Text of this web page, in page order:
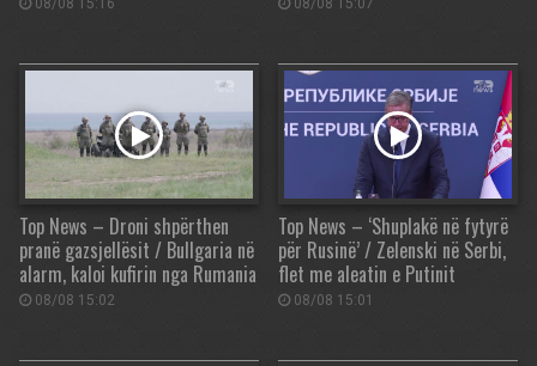
08/08 15:16 08/08 15:07
Top News – Droni shpërthen
pranë gazsjellësit / Bullgaria në
alarm, kaloi kufirin nga Rumania
08/08 15:02
Top News – ‘Shuplakë në fytyrë
për Rusinë’ / Zelenski në Serbi,
flet me aleatin e Putinit
08/08 15:01